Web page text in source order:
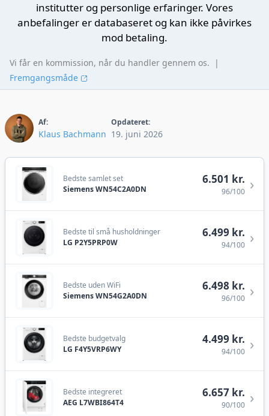
institutter og personlige erfaringer. Vores
anbefalinger er databaseret og kan ikke påvirkes
mod betaling.
Vi får en kommission, når du handler gennem os.
|
Fremgangsmåde
Af:
Klaus Bachmann
Opdateret:
19. juni 2026
Bedste samlet set
Siemens WN54C2A0DN
6.501 kr.
96/100 ›
Bedste til små husholdninger
LG P2Y5PRP0W
6.499 kr.
94/100 ›
Bedste uden WiFi
Siemens WN54G2A0DN
6.498 kr.
96/100 ›
Bedste budgetvalg
LG F4Y5VRP6WY
4.499 kr.
94/100 ›
Bedste integreret
AEG L7WBI864T4
6.657 kr.
90/100 ›